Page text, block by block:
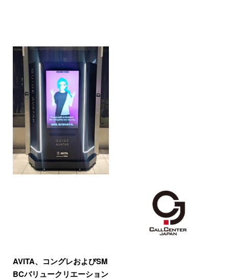
AVITA、コングレおよびSM
BCバリュークリエーション